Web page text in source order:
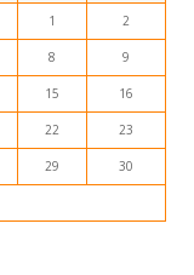
1
2
8 9
15 16
22 23
29 30